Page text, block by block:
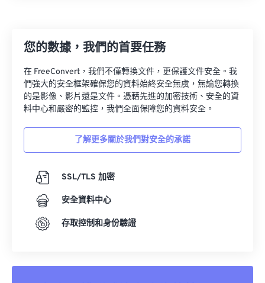
您的數據，我們的首要任務
在 FreeConvert，我們不僅轉換文件，更保護文件安全。我
們強大的安全框架確保您的資料始終安全無虞，無論您轉換
的是影像、影片還是文件。憑藉先進的加密技術、安全的資
料中心和嚴密的監控，我們全面保障您的資料安全。
了解更多關於我們對安全的承諾
SSL/TLS 加密
安全資料中心
存取控制和身份驗證